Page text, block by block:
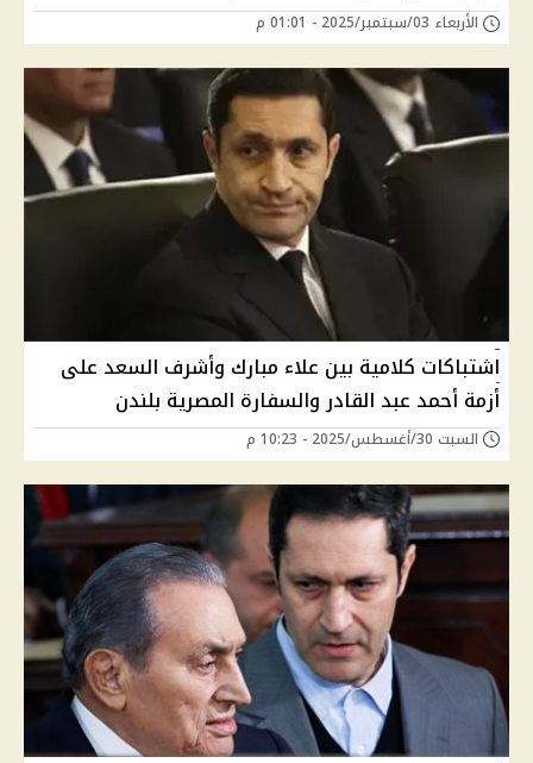
الأربعاء 03/سبتمبر/2025 - 01:01 م
اشتباكات كلامية بين علاء مبارك وأشرف السعد على
أزمة أحمد عبد القادر والسفارة المصرية بلندن
السبت 30/أغسطس/2025 - 10:23 م